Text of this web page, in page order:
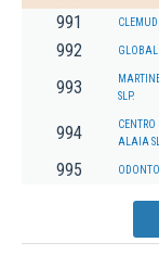
991
992 GLOBAL
993
SLP.
994
ALAIA
995